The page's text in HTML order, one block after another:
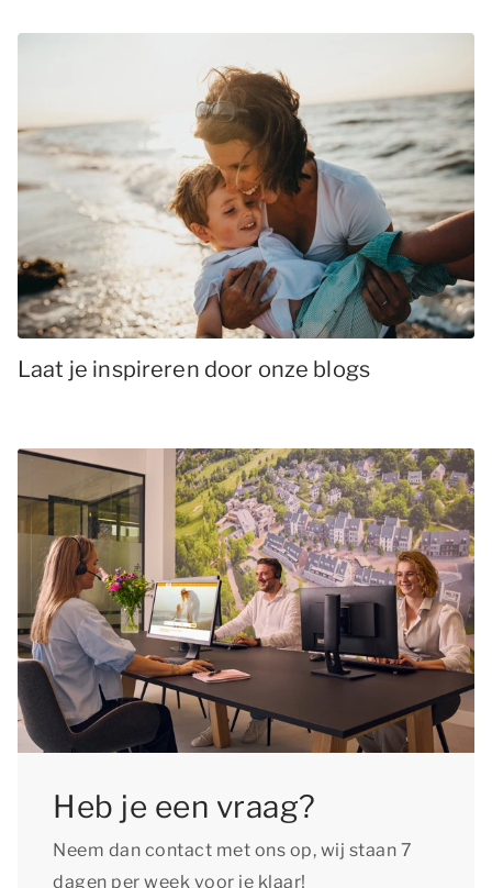
Laat je inspireren door onze blogs
Heb je een vraag?
Neem dan contact met ons op, wij staan 7
dagen per week voor je klaar!